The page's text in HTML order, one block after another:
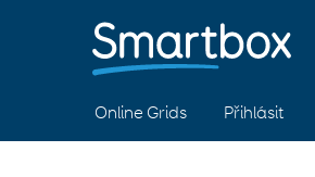
Online Grids Přihlásit